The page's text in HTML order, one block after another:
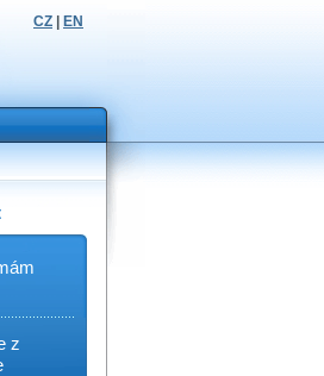
CZ EN
z